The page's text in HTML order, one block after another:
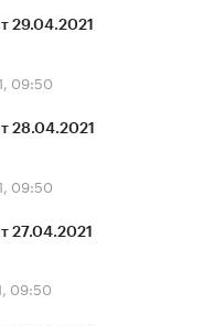
29.04.2021
09:50
28.04.2021
09:50
27.04.2021
09:50